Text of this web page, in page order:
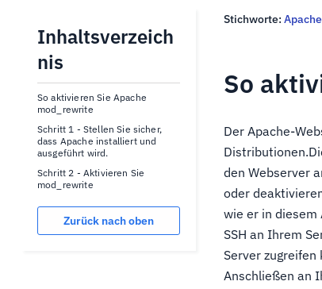
Inhaltsverzeich
nis
So aktivieren Sie Apache
mod_rewrite
Schritt 1 - Stellen Sie sicher,
dass Apache installiert und
ausgeführt wird.
Schritt 2 - Aktivieren Sie
mod_rewrite
Zurück nach oben
Stichworte: Apache
So
Der Apache-
den Webserver
oder
wie er in diesem
SSH an Ihrem
Server
Anschließen an